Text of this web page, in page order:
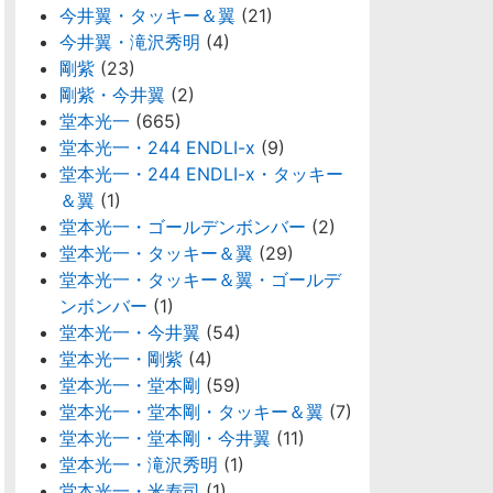
今井翼・タッキー＆翼 (21)
今井翼・滝沢秀明 (4)
剛紫 (23)
剛紫・今井翼 (2)
堂本光一 (665)
堂本光一・244 ENDLI-x (9)
堂本光一・244 ENDLI-x・タッキー
＆翼 (1)
堂本光一・ゴールデンボンバー (2)
堂本光一・タッキー＆翼 (29)
堂本光一・タッキー＆翼・ゴールデ
ンボンバー (1)
堂本光一・今井翼 (54)
堂本光一・剛紫 (4)
堂本光一・堂本剛 (59)
堂本光一・堂本剛・タッキー＆翼 (7)
堂本光一・堂本剛・今井翼 (11)
堂本光一・滝沢秀明 (1)